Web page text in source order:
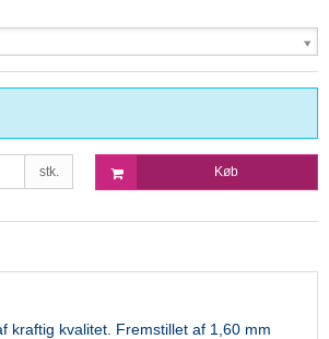
stk. Køb
kraftig kvalitet. Fremstillet af 1,60 mm